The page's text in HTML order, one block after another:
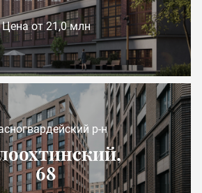
Цена от 21,0 млн
р-н
68